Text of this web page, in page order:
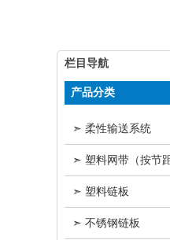
产品分类
➣ 柔性输送系统
➣ 塑料网带（按节
➣ 塑料链板
➣ 不锈钢链板
栏目导航